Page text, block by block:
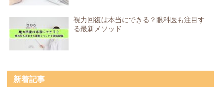
視力回復は本当にできる？眼科医も注目す
る最新メソッド
新着記事